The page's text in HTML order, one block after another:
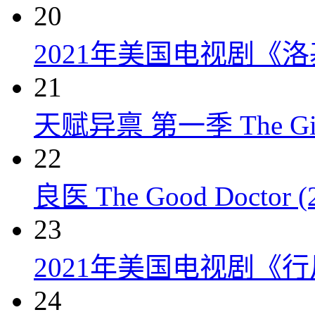
20
2021年美国电视剧《
21
天赋异禀 第一季 The
22
良医 The Good Doctor
23
2021年美国电视剧《
24